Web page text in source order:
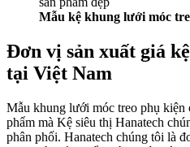
Mẫu kệ khung lưới móc
Đơn vị sản xuất giá
tại Việt Nam
Mẫu khung lưới móc treo phụ kiện
phẩm mà Kệ siêu thị Hanatech
phân phối. Hanatech chúng tôi là